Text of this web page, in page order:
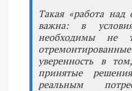
Такая «работа
важна: в
необходимы не
уверенность в
принятые
реальным